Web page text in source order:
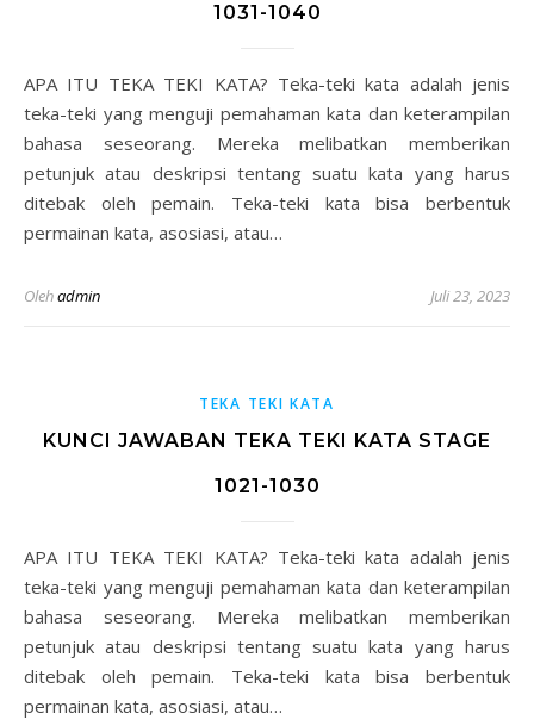
1031-1040
APA ITU TEKA TEKI KATA? Teka-teki kata adalah jenis
teka-teki yang menguji pemahaman kata dan keterampilan
bahasa seseorang. Mereka melibatkan memberikan
petunjuk atau deskripsi tentang suatu kata yang harus
ditebak oleh pemain. Teka-teki kata bisa berbentuk
permainan kata, asosiasi, atau…
Olehadmin Juli 23, 2023
TEKA TEKI KATA
KUNCI JAWABAN TEKA TEKI KATA STAGE
1021-1030
APA ITU TEKA TEKI KATA? Teka-teki kata adalah jenis
teka-teki yang menguji pemahaman kata dan keterampilan
bahasa seseorang. Mereka melibatkan memberikan
petunjuk atau deskripsi tentang suatu kata yang harus
ditebak oleh pemain. Teka-teki kata bisa berbentuk
permainan kata, asosiasi, atau…